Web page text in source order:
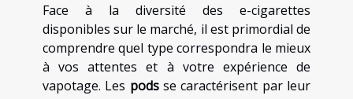
Face à la diversité des e-cigarettes
disponibles sur le marché, il est primordial de
comprendre quel type correspondra le mieux
à vos attentes et à votre expérience de
vapotage. Les podsse caractérisent par leur